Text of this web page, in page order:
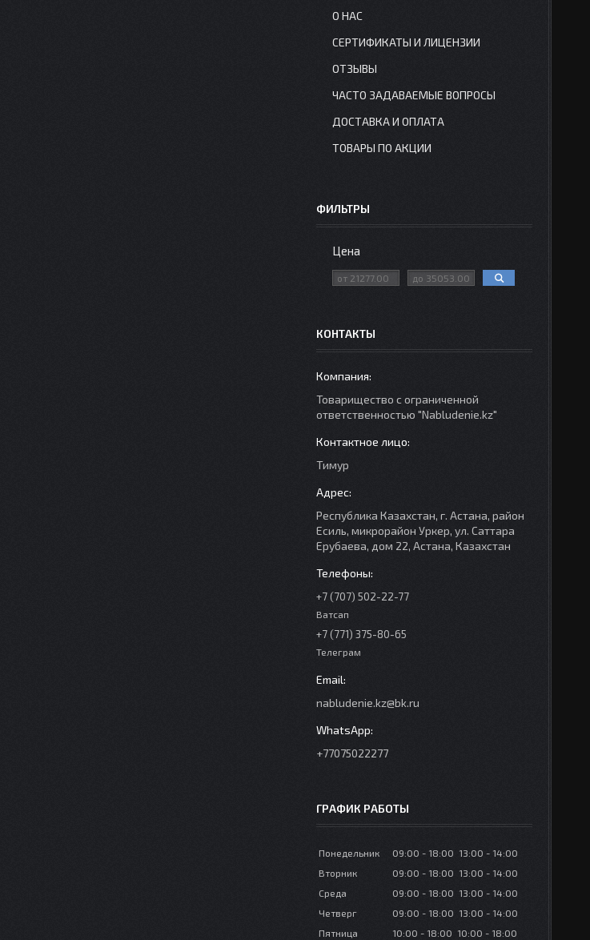
О НАС
СЕРТИФИКАТЫ И ЛИЦЕНЗИИ
ОТЗЫВЫ
ЧАСТО ЗАДАВАЕМЫЕ ВОПРОСЫ
ДОСТАВКА И ОПЛАТА
ТОВАРЫ ПО АКЦИИ
ФИЛЬТРЫ
Цена
КОНТАКТЫ
Товарищество с ограниченной
ответственностью "Nabludenie.kz"
Тимур
Республика Казахстан, г. Астана, район
Есиль, микрорайон Уркер, ул. Саттара
Ерубаева, дом 22, Астана, Казахстан
+7 (707) 502-22-77
Ватсап
+7 (771) 375-80-65
Телеграм
nabludenie.kz@bk.ru
+77075022277
ГРАФИК РАБОТЫ
Понедельник 09:00 18:00 13:00
14:00
Вторник
09:00 18:00 13:00
14:00
Среда
09:00 18:00 13:00
14:00
Четверг
09:00 18:00 13:00
14:00
Пятница
10:00 18:00 10:00 18:00